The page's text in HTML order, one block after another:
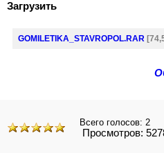
Загрузить
GOMILETIKA_STAVROPOL.RAR
Всего голосов: 2
Просмотров: